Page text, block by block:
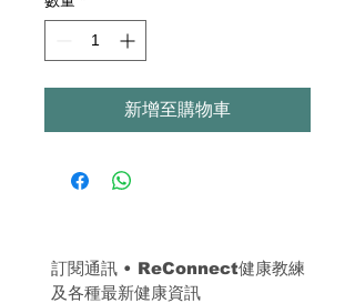
新增至購物車
訂閱通訊 • ReConnect健康教練
及各種最新健康資訊